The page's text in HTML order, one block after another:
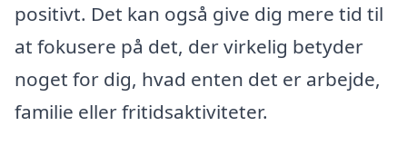
positivt. Det kan også give dig mere tid til
at fokusere på det, der virkelig betyder
noget for dig, hvad enten det er arbejde,
familie eller fritidsaktiviteter.